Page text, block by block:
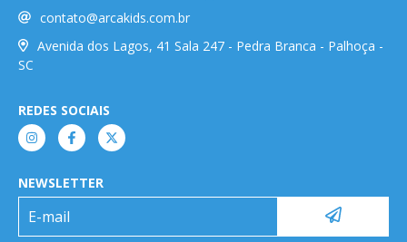
contato@arcakids.com.br
Avenida dos Lagos, 41 Sala 247 - Pedra Branca - Palhoça -
SC
REDES SOCIAIS
NEWSLETTER